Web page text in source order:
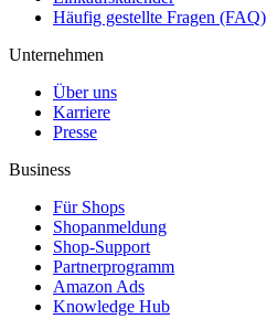
Häufig gestellte Fragen (FAQ)
Unternehmen
Über uns
Karriere
Presse
Business
Für Shops
Shopanmeldung
Shop-Support
Partnerprogramm
Amazon Ads
Knowledge Hub